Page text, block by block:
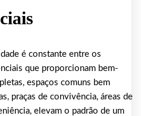
é constante entre os
que proporcionam bem-
espaços comuns bem
praças de convivência, áreas de
elevam o padrão de um